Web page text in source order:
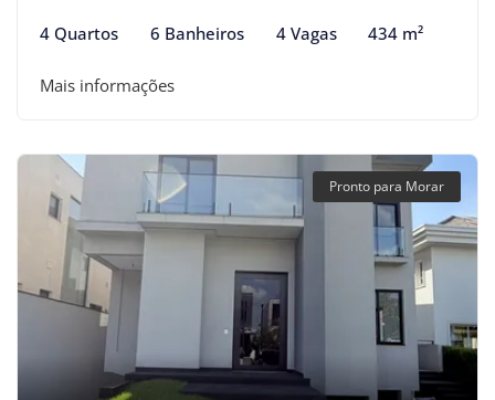
4 Quartos 6 Banheiros 4 Vagas 434 m²
Mais informações
Pronto para Morar